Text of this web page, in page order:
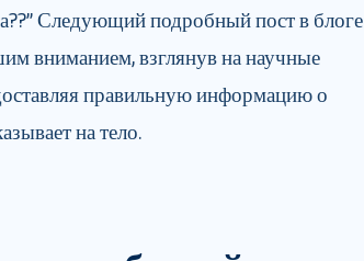
Следующий подробный пост в блоге
вниманием, взглянув на научные
правильную информацию о
на тело.